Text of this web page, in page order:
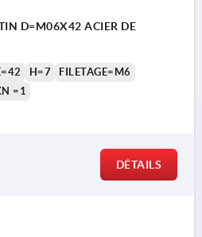
D=M06X42 ACIER DE
H=7
FILETAGE=M6
=1
DÉTAILS